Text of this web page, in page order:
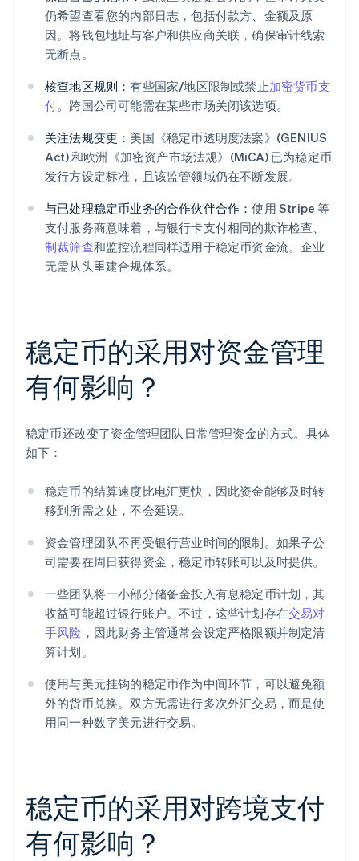
仍希望查看您的内部日志，包括付款方、金额及原
因。将钱包地址与客户和供应商关联，确保审计线索
无断点。
核查地区规则：有些国家/地区限制或禁止加密货币支
付。跨国公司可能需在某些市场关闭该选项。
关注法规变更： 美国《稳定币透明度法案》(GENIUS
Act) 和欧洲《加密资产市场法规》(MiCA) 已为稳定币
发行方设定标准，且该监管领域仍在不断发展。
与已处理稳定币业务的合作伙伴合作：使用 Stripe 等
支付服务商意味着，与银行卡支付相同的欺诈检查、
制裁筛查和监控流程同样适用于稳定币资金流。企业
无需从头重建合规体系。
稳定币的采用对资金管理
有何影响？
稳定币还改变了资金管理团队日常管理资金的方式。具体
如下：
稳定币的结算速度比电汇更快，因此资金能够及时转
移到所需之处，不会延误。
资金管理团队不再受银行营业时间的限制。如果子公
司需要在周日获得资金，稳定币转账可以及时提供。
一些团队将一小部分储备金投入有息稳定币计划，其
收益可能超过银行账户。不过，这些计划存在交易对
手风险 ，因此财务主管通常会设定严格限额并制定清
算计划。
使用与美元挂钩的稳定币作为中间环节，可以避免额
外的货币兑换。双方无需进行多次外汇交易，而是使
用同一种数字美元进行交易。
稳定币的采用对跨境支付
有何影响？